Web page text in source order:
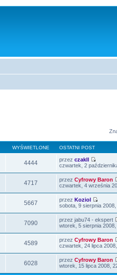
WYŚWIETLONE OSTATNI POST
4444 przezczakll
czwartek, 2
4717 przezCyfrowy Baron
czwartek, 4 września
5667 przezKoziol
sobota, 9 sierpnia 2008,
7090
przez jabu74 - ekspert
wtorek, 5 sierpnia 2008,
4589 przezCyfrowy Baron
czwartek, 24 lipca
6028 przezCyfrowy Baron
wtorek, 15 lipca 2008,